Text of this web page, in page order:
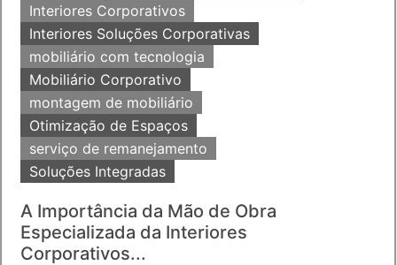
Interiores Corporativos
Interiores Soluções Corporativas
mobiliário com tecnologia
Mobiliário Corporativo
montagem de mobiliário
Otimização de Espaços
serviço de remanejamento
Soluções Integradas
A Importância da Mão de Obra
Especializada da Interiores
Corporativos...